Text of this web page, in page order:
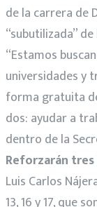
de la carrera de
“subutilizada”
“Estamos
universidades y
forma gratuita
dos: ayudar a
dentro de la
Reforzarán tres
Luis Carlos
13, 16 y 17, que